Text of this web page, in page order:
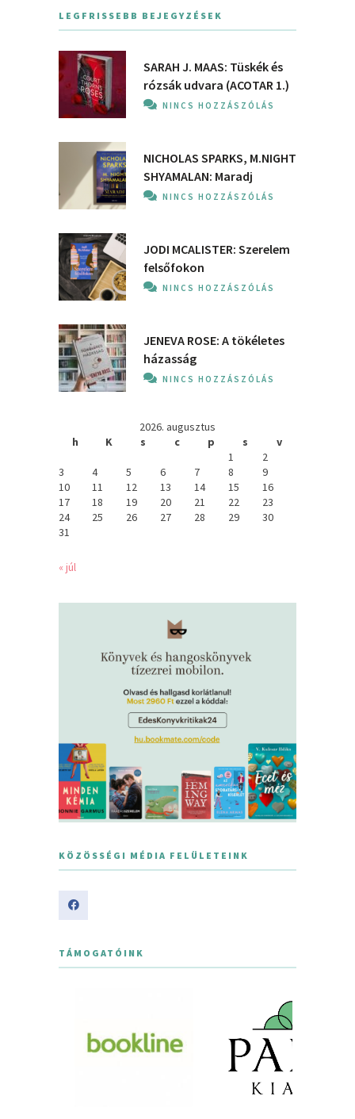
LEGFRISSEBB BEJEGYZÉSEK
SARAH J. MAAS: Tüskék és
rózsák udvara (ACOTAR 1.)
NINCS HOZZÁSZÓLÁS
NICHOLAS SPARKS, M.NIGHT
SHYAMALAN: Maradj
NINCS HOZZÁSZÓLÁS
JODI MCALISTER: Szerelem
felsőfokon
NINCS HOZZÁSZÓLÁS
JENEVA ROSE: A ​tökéletes
házasság
NINCS HOZZÁSZÓLÁS
2026. augusztus
h
K s c p s
v
1
2
3
4 5 6 7 8
9
10
11 12 13 14 15
16
17
18 19 20 21 22
23
24
25 26 27 28 29
30
31
« júl
KÖZÖSSÉGI MÉDIA FELÜLETEINK
TÁMOGATÓINK